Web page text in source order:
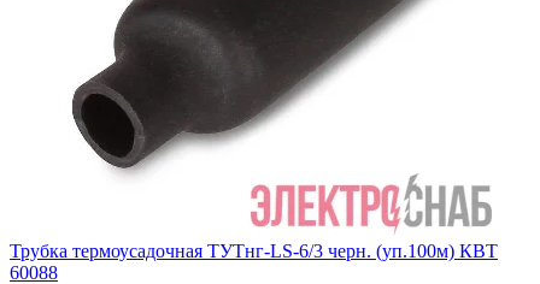
Трубка термоусадочная ТУТнг-LS-6/3 черн. (уп.100м) КВТ
60088